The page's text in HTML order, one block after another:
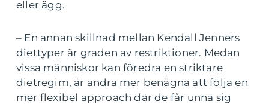
eller ägg.
– En annan skillnad mellan Kendall Jenners
diettyper är graden av restriktioner. Medan
vissa människor kan föredra en striktare
dietregim, är andra mer benägna att följa en
mer flexibel approach där de får unna sig